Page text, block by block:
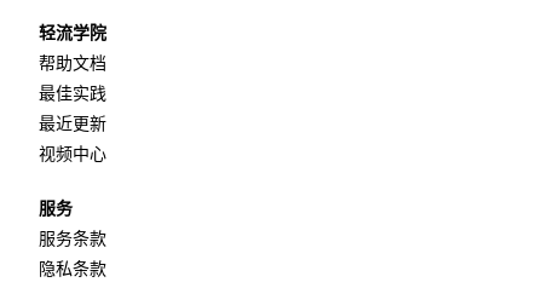
轻流学院
帮助文档
最佳实践
最近更新
视频中心
服务
服务条款
隐私条款